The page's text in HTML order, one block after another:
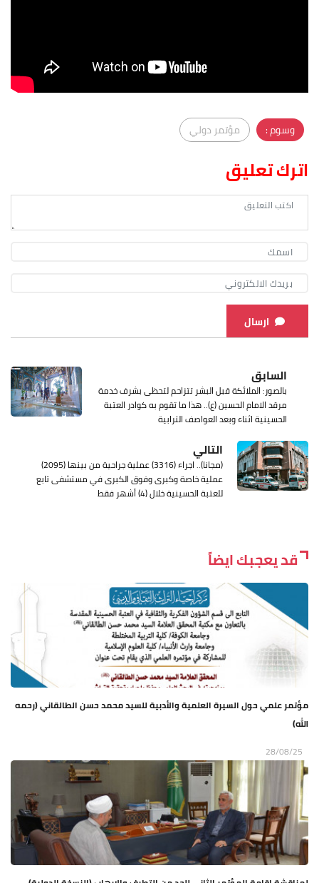
وسوم : مؤتمر دولي
اترك تعليق
ارسال
السابق
بالصور: الملائكة قبل البشر تتزاحم لتحظى بشرف خدمة
مرقد الامام الحسين (ع).. هذا ما تقوم به كوادر العتبة
الحسينية اثناء وبعد العواصف الترابية
التالي
(مجانا).. اجراء (3316) عملية جراحية من بينها (2095)
عملية خاصة وكبرى وفوق الكبرى في مستشفى تابع
للعتبة الحسينية خلال (4) أشهر فقط
قد يعجبك ايضاً
مؤتمر علمي حول السيرة العلمية والأدبية للسيد محمد حسن الطالقاني (رحمه
الله)
28/08/25